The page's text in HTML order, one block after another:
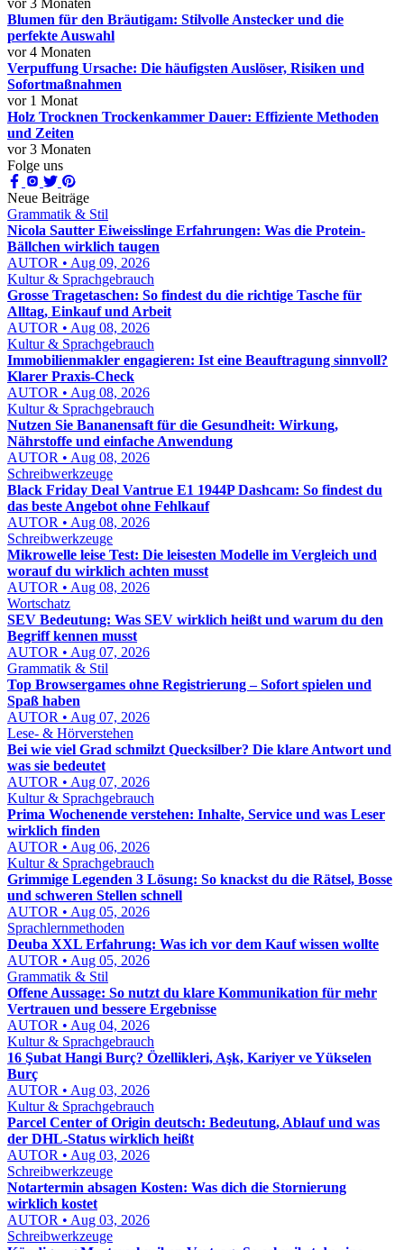
vor 3 Monaten
Blumen für den Bräutigam: Stilvolle Anstecker und die
perfekte Auswahl
vor 4 Monaten
Verpuffung Ursache: Die häufigsten Auslöser, Risiken und
Sofortmaßnahmen
vor 1 Monat
Holz Trocknen Trockenkammer Dauer: Effiziente Methoden
und Zeiten
vor 3 Monaten
Folge uns
Neue Beiträge
Grammatik & Stil
Nicola Sautter Eiweisslinge Erfahrungen: Was die Protein-
Bällchen wirklich taugen
AUTOR • Aug 09, 2026
Kultur & Sprachgebrauch
Grosse Tragetaschen: So findest du die richtige Tasche für
Alltag, Einkauf und Arbeit
AUTOR • Aug 08, 2026
Kultur & Sprachgebrauch
Immobilienmakler engagieren: Ist eine Beauftragung sinnvoll?
Klarer Praxis-Check
AUTOR • Aug 08, 2026
Kultur & Sprachgebrauch
Nutzen Sie Bananensaft für die Gesundheit: Wirkung,
Nährstoffe und einfache Anwendung
AUTOR • Aug 08, 2026
Schreibwerkzeuge
Black Friday Deal Vantrue E1 1944P Dashcam: So findest du
das beste Angebot ohne Fehlkauf
AUTOR • Aug 08, 2026
Schreibwerkzeuge
Mikrowelle leise Test: Die leisesten Modelle im Vergleich und
worauf du wirklich achten musst
AUTOR • Aug 08, 2026
Wortschatz
SEV Bedeutung: Was SEV wirklich heißt und warum du den
Begriff kennen musst
AUTOR • Aug 07, 2026
Grammatik & Stil
Top Browsergames ohne Registrierung – Sofort spielen und
Spaß haben
AUTOR • Aug 07, 2026
Lese- & Hörverstehen
Bei wie viel Grad schmilzt Quecksilber? Die klare Antwort und
was sie bedeutet
AUTOR • Aug 07, 2026
Kultur & Sprachgebrauch
Prima Wochenende verstehen: Inhalte, Service und was Leser
wirklich finden
AUTOR • Aug 06, 2026
Kultur & Sprachgebrauch
Grimmige Legenden 3 Lösung: So knackst du die Rätsel, Bosse
und schweren Stellen schnell
AUTOR • Aug 05, 2026
Sprachlernmethoden
Deuba XXL Erfahrung: Was ich vor dem Kauf wissen wollte
AUTOR • Aug 05, 2026
Grammatik & Stil
Offene Aussage: So nutzt du klare Kommunikation für mehr
Vertrauen und bessere Ergebnisse
AUTOR • Aug 04, 2026
Kultur & Sprachgebrauch
16 Şubat Hangi Burç? Özellikleri, Aşk, Kariyer ve Yükselen
Burç
AUTOR • Aug 03, 2026
Kultur & Sprachgebrauch
Parcel Center of Origin deutsch: Bedeutung, Ablauf und was
der DHL-Status wirklich heißt
AUTOR • Aug 03, 2026
Schreibwerkzeuge
Notartermin absagen Kosten: Was dich die Stornierung
wirklich kostet
AUTOR • Aug 03, 2026
Schreibwerkzeuge